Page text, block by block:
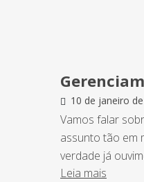
10 de janeiro
Vamos falar
assunto tão em
verdade já
Leia mais